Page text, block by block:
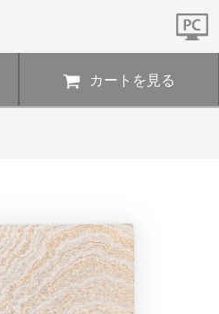
カートを見る